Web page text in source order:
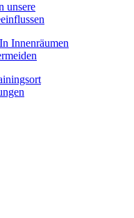
unsere
Innenräumen